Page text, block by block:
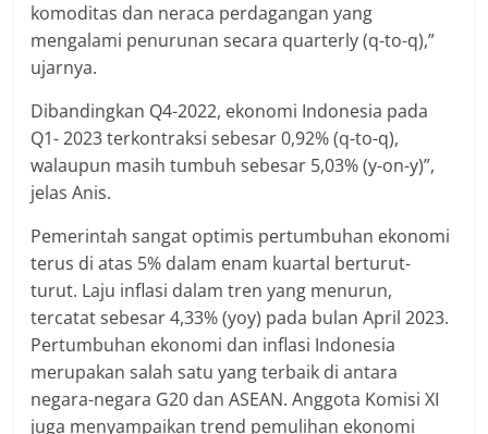
komoditas dan neraca perdagangan yang
mengalami penurunan secara quarterly (q-to-q),”
ujarnya.
Dibandingkan Q4-2022, ekonomi Indonesia pada
Q1- 2023 terkontraksi sebesar 0,92% (q-to-q),
walaupun masih tumbuh sebesar 5,03% (y-on-y)”,
jelas Anis.
Pemerintah sangat optimis pertumbuhan ekonomi
terus di atas 5% dalam enam kuartal berturut-
turut. Laju inflasi dalam tren yang menurun,
tercatat sebesar 4,33% (yoy) pada bulan April 2023.
Pertumbuhan ekonomi dan inflasi Indonesia
merupakan salah satu yang terbaik di antara
negara-negara G20 dan ASEAN. Anggota Komisi XI
juga menyampaikan trend pemulihan ekonomi